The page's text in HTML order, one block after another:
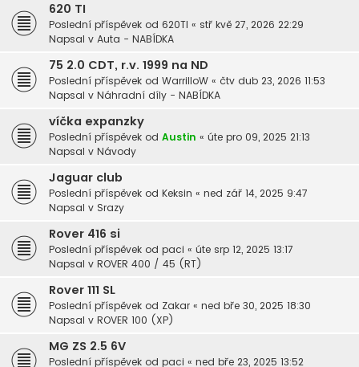
620 TI
Poslední příspěvek od 620TI « stř kvě 27, 2026 22:29
Napsal v Auta - NABÍDKA
75 2.0 CDT, r.v. 1999 na ND
Poslední příspěvek od WarrilloW « čtv dub 23, 2026 11:53
Napsal v Náhradní díly - NABÍDKA
víčka expanzky
Poslední příspěvek od Austin « úte pro 09, 2025 21:13
Napsal v Návody
Jaguar club
Poslední příspěvek od Keksin « ned zář 14, 2025 9:47
Napsal v Srazy
Rover 416 si
Poslední příspěvek od paci « úte srp 12, 2025 13:17
Napsal v ROVER 400 / 45 (RT)
Rover 111 SL
Poslední příspěvek od Zakar « ned bře 30, 2025 18:30
Napsal v ROVER 100 (XP)
MG ZS 2.5 6V
Poslední příspěvek od paci « ned bře 23, 2025 13:52